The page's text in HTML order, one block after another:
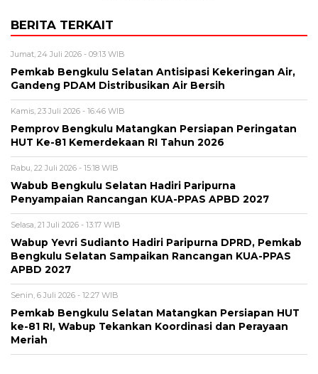
BERITA TERKAIT
Jumat, 24 Juli 2026 - 09:13 WIB
Pemkab Bengkulu Selatan Antisipasi Kekeringan Air,
Gandeng PDAM Distribusikan Air Bersih
Kamis, 23 Juli 2026 - 16:46 WIB
Pemprov Bengkulu Matangkan Persiapan Peringatan
HUT Ke-81 Kemerdekaan RI Tahun 2026
Rabu, 22 Juli 2026 - 15:18 WIB
Wabub Bengkulu Selatan Hadiri Paripurna
Penyampaian Rancangan KUA-PPAS APBD 2027
Selasa, 21 Juli 2026 - 13:17 WIB
Wabup Yevri Sudianto Hadiri Paripurna DPRD, Pemkab
Bengkulu Selatan Sampaikan Rancangan KUA-PPAS
APBD 2027
Senin, 6 Juli 2026 - 12:27 WIB
Pemkab Bengkulu Selatan Matangkan Persiapan HUT
ke-81 RI, Wabup Tekankan Koordinasi dan Perayaan
Meriah